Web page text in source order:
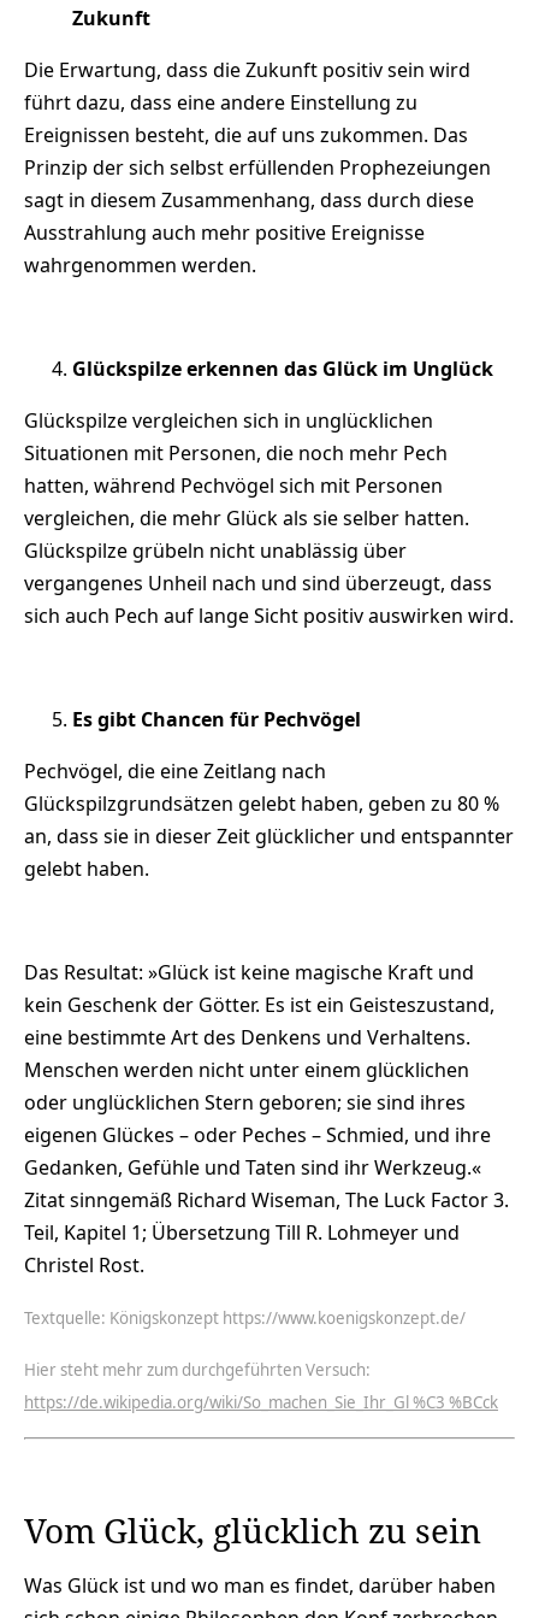
Zukunft
Die Erwartung, dass die Zukunft positiv sein wird
führt dazu, dass eine andere Einstellung zu
Ereignissen besteht, die auf uns zukommen. Das
Prinzip der sich selbst erfüllenden Prophezeiungen
sagt in diesem Zusammenhang, dass durch diese
Ausstrahlung auch mehr positive Ereignisse
wahrgenommen werden.
Glückspilze erkennen das Glück im Unglück
Glückspilze vergleichen sich in unglücklichen
Situationen mit Personen, die noch mehr Pech
hatten, während Pechvögel sich mit Personen
vergleichen, die mehr Glück als sie selber hatten.
Glückspilze grübeln nicht unablässig über
vergangenes Unheil nach und sind überzeugt, dass
sich auch Pech auf lange Sicht positiv auswirken wird.
Es gibt Chancen für Pechvögel
Pechvögel, die eine Zeitlang nach
Glückspilzgrundsätzen gelebt haben, geben zu 80 %
an, dass sie in dieser Zeit glücklicher und entspannter
gelebt haben.
Das Resultat: »Glück ist keine magische Kraft und
kein Geschenk der Götter. Es ist ein Geisteszustand,
eine bestimmte Art des Denkens und Verhaltens.
Menschen werden nicht unter einem glücklichen
oder unglücklichen Stern geboren; sie sind ihres
eigenen Glückes – oder Peches – Schmied, und ihre
Gedanken, Gefühle und Taten sind ihr Werkzeug.«
Zitat sinngemäß Richard Wiseman, The Luck Factor 3.
Teil, Kapitel 1; Übersetzung Till R. Lohmeyer und
Christel Rost.
Textquelle: Königskonzept https://www.koenigskonzept.de/
Hier steht mehr zum durchgeführten Versuch:
https://de.wikipedia.org/wiki/So_machen_Sie_Ihr_Gl %C3 %BCck
Vom Glück, glücklich zu sein
Was Glück ist und wo man es findet, darüber haben